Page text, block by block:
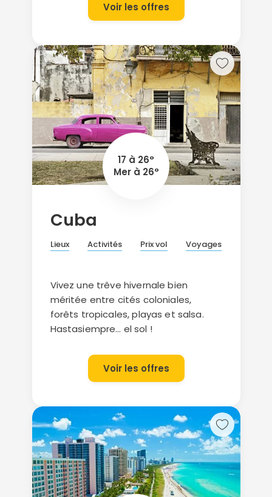
Voir les offres
17 à 26°
Mer à 26°
Cuba
Lieux Activités Prix vol Voyages
Vivez une trêve hivernale bien
méritée entre cités coloniales,
forêts tropicales, playas et salsa.
Hastasiempre… el sol !
Voir les offres